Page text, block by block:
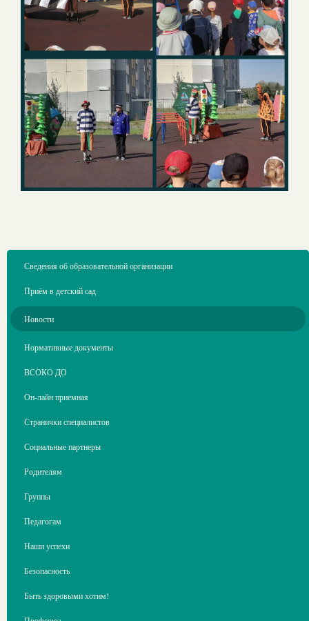
Сведения об образовательной организации
Приём в детский сад
Новости
Нормативные документы
ВСОКО ДО
Он-лайн приемная
Странички специалистов
Социальные партнеры
Родителям
Группы
Педагогам
Наши успехи
Безопасность
Быть здоровыми хотим!